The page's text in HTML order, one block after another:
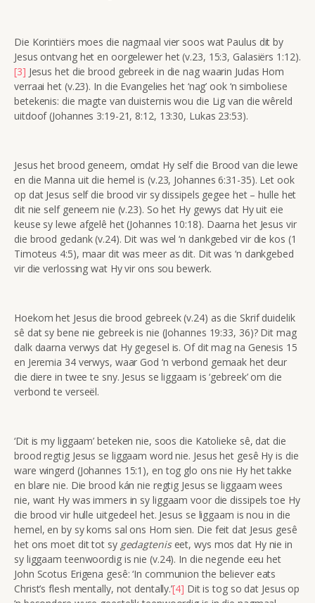
Die Korintiërs moes die nagmaal vier soos wat Paulus dit by
Jesus ontvang het en oorgelewer het (v.23, 15:3, Galasiërs 1:12).
[3] Jesus het die brood gebreek in die nag waarin Judas Hom
verraai het (v.23). In die Evangelies het ‘nag’ ook ‘n simboliese
betekenis: die magte van duisternis wou die Lig van die wêreld
uitdoof (Johannes 3:19-21, 8:12, 13:30, Lukas 23:53).
Jesus het brood geneem, omdat Hy self die Brood van die lewe
en die Manna uit die hemel is (v.23, Johannes 6:31-35). Let ook
op dat Jesus self die brood vir sy dissipels gegee het – hulle het
dit nie self geneem nie (v.23). So het Hy gewys dat Hy uit eie
keuse sy lewe afgelê het (Johannes 10:18). Daarna het Jesus vir
die brood gedank (v.24). Dit was wel ‘n dankgebed vir die kos (1
Timoteus 4:5), maar dit was meer as dit. Dit was ‘n dankgebed
vir die verlossing wat Hy vir ons sou bewerk.
Hoekom het Jesus die brood gebreek (v.24) as die Skrif duidelik
sê dat sy bene nie gebreek is nie (Johannes 19:33, 36)? Dit mag
dalk daarna verwys dat Hy gegesel is. Of dit mag na Genesis 15
en Jeremia 34 verwys, waar God ‘n verbond gemaak het deur
die diere in twee te sny. Jesus se liggaam is ‘gebreek’ om die
verbond te verseël.
‘Dit is my liggaam’ beteken nie, soos die Katolieke sê, dat die
brood regtig Jesus se liggaam word nie. Jesus het gesê Hy is die
ware wingerd (Johannes 15:1), en tog glo ons nie Hy het takke
en blare nie. Die brood kán nie regtig Jesus se liggaam wees
nie, want Hy was immers in sy liggaam voor die dissipels toe Hy
die brood vir hulle uitgedeel het. Jesus se liggaam is nou in die
hemel, en by sy koms sal ons Hom sien. Die feit dat Jesus gesê
het ons moet dit tot sy gedagteniseet, wys mos dat Hy nie in
sy liggaam teenwoordig is nie (v.24). In die negende eeu het
John Scotus Erigena gesê: ‘In communion the believer eats
Christ’s flesh mentally, not dentally.’[4] Dit is tog so dat Jesus op